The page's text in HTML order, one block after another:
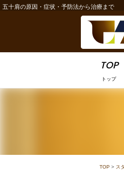
五十肩の原因・症状・予防法から治療まで
TOP
トップ
TOP > ス